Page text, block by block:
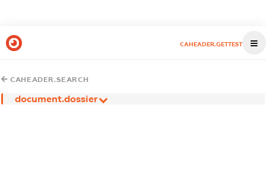
CAHEADER.GETTEST
CAHEADER.SEARCH
document.dossier